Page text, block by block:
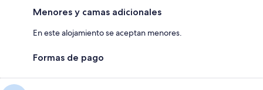
Menores y camas adicionales
En este alojamiento se aceptan menores.
Formas de pago